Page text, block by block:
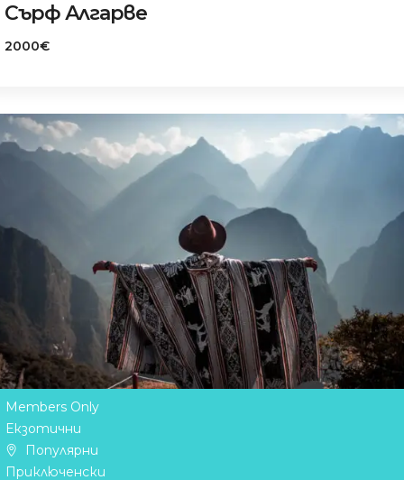
Сърф Алгарве
2000€
Members Only
Екзотични
Популярни
Приключенски